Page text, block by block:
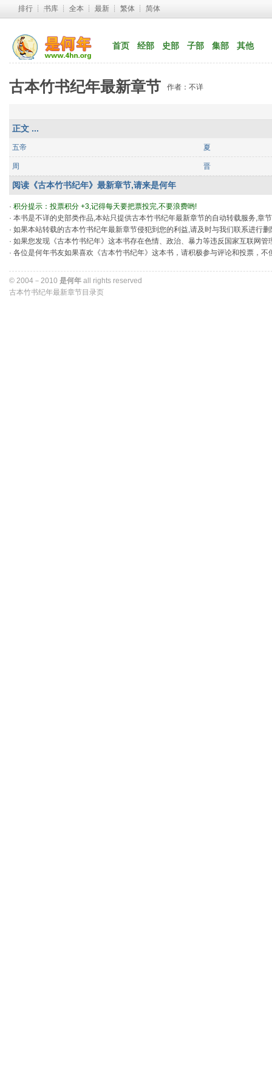
排行 ┊ 书库 ┊ 全本 ┊ 最新 ┊ 繁体 ┊ 简体
首页 经部 史部 子部 集部 其他
古本竹书纪年最新章节 作者：不详
正文 ...
五帝 夏
周 晋
阅读《古本竹书纪年》最新章节,请来是何年
· 积分提示：投票积分 +3,记得每天要把票投完,不要浪费哟!
· 本书是不详的史部类作品,本站只提供古本竹书纪年最新章节的自动转载服务,章
· 如果本站转载的古本竹书纪年最新章节侵犯到您的利益,请及时与我们联系进行删
· 如果您发现《古本竹书纪年》这本书存在色情、政治、暴力等违反国家互联网
· 各位是何年书友如果喜欢《古本竹书纪年》这本书，请积极参与评论和投票，
© 2004－2010 是何年 all rights reserved
古本竹书纪年最新章节目录页